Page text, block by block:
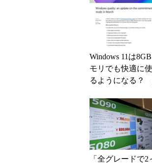
Windows 11は
モリでも快適に使
るようになる？
と「26H2」に...
「全グレードで2